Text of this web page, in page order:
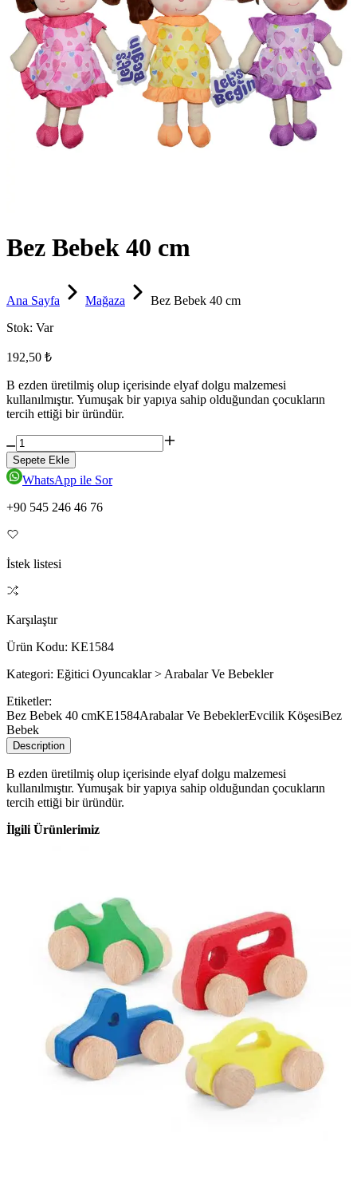
Bez Bebek 40 cm
Ana Sayfa Mağaza
Bez Bebek 40 cm
Stok: Var
192,50 ₺
B ezden üretilmiş olup içerisinde elyaf dolgu malzemesi
kullanılmıştır. Yumuşak bir yapıya sahip olduğundan çocukların
tercih ettiği bir üründür.
Sepete Ekle
WhatsApp ile Sor
+90 545 246 46 76
İstek listesi
Karşılaştır
Ürün Kodu: KE1584
Kategori: Eğitici Oyuncaklar > Arabalar Ve Bebekler
Etiketler:
Bez Bebek 40 cmKE1584Arabalar Ve BebeklerEvcilik KöşesiBez
Bebek
Description
B ezden üretilmiş olup içerisinde elyaf dolgu malzemesi
kullanılmıştır. Yumuşak bir yapıya sahip olduğundan çocukların
tercih ettiği bir üründür.
İlgili Ürünlerimiz